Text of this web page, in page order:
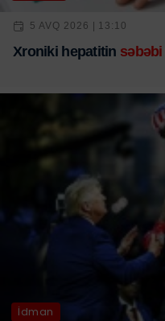
5 AVQ 2026 | 13:10
Xroniki hepatitin səbəbi
İdman